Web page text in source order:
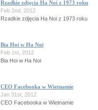
Rzadkie zdjęcia Ha Noi z 1973 roku
Feb 2nd, 2012
Rzadkie zdjęcia Ha Noi z 1973 roku
Bia Hoi w Ha Noi
Feb 1st, 2012
Bia Hoi w Ha Noi
CEO Facebooka w Wietnamie
Jan 31st, 2012
CEO Facebooka w Wietnamie